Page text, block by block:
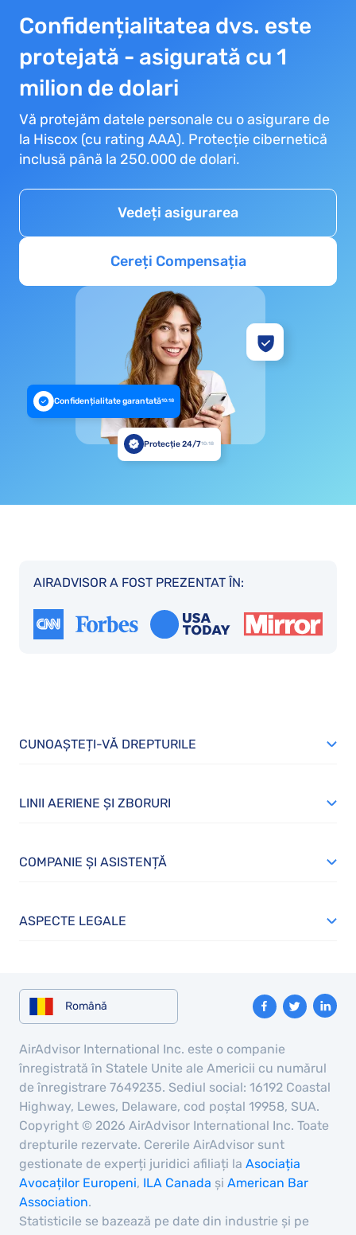
Confidențialitatea dvs. este
protejată - asigurată cu 1
milion de dolari
Vă protejăm datele personale cu o asigurare de
la Hiscox (cu rating AAA). Protecție cibernetică
inclusă până la 250.000 de dolari.
Vedeți asigurarea
Cereți Compensația
Confidențialitate garantată10:18
Protecție 24/710:18
AIRADVISOR A FOST PREZENTAT ÎN:
CUNOAȘTEȚI-VĂ DREPTURILE
LINII AERIENE ȘI ZBORURI
COMPANIE ȘI ASISTENȚĂ
ASPECTE LEGALE
Română
AirAdvisor International Inc. este o companie
înregistrată în Statele Unite ale Americii cu numărul
de înregistrare 7649235. Sediul social: 16192 Coastal
Highway, Lewes, Delaware, cod poștal 19958, SUA.
Copyright © 2026 AirAdvisor International Inc. Toate
drepturile rezervate. Cererile AirAdvisor sunt
gestionate de experți juridici afiliați la Asociația
Avocaților Europeni, ILA Canada și American Bar
Association.
Statisticile se bazează pe date din industrie și pe